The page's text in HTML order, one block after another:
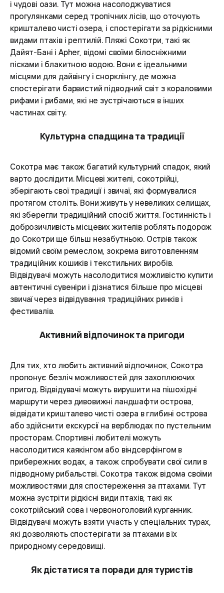
і чудові оази. Тут можна насолоджуватися
прогулянками серед тропічних лісів, що оточують
кришталево чисті озера, і спостерігати за рідкісними
видами птахів і рептилій. Пляжі Сокотри, такі як
Дайят-Бані і Арher, відомі своїми білосніжними
пісками і блакитною водою. Вони є ідеальними
місцями для дайвінгу і снорклінгу, де можна
спостерігати барвистий підводний світ з кораловими
рифами і рибами, які не зустрічаються в інших
частинах світу.
Культурна спадщина та традиції
Сокотра має також багатий культурний спадок, який
варто дослідити. Місцеві жителі, сокотрійці,
зберігають свої традиції і звичаї, які формувалися
протягом століть. Вони живуть у невеликих селищах,
які зберегли традиційний спосіб життя. Гостинність і
доброзичливість місцевих жителів роблять подорож
до Сокотри ще більш незабутньою. Острів також
відомий своїм ремеслом, зокрема виготовленням
традиційних кошиків і текстильних виробів.
Відвідувачі можуть насолодитися можливістю купити
автентичні сувеніри і дізнатися більше про місцеві
звичаї через відвідування традиційних ринків і
фестивалів.
Активний відпочинок та пригоди
Для тих, хто любить активний відпочинок, Сокотра
пропонує безліч можливостей для захоплюючих
пригод. Відвідувачі можуть вирушити на пішохідні
маршрути через дивовижні ландшафти острова,
відвідати кришталево чисті озера в глибині острова
або здійснити екскурсії на верблюдах по пустельним
просторам. Спортивні любителі можуть
насолодитися каякінгом або віндсерфінгом в
прибережних водах, а також спробувати свої сили в
підводному рибальстві. Сокотра також відома своїми
можливостями для спостереження за птахами. Тут
можна зустріти рідкісні види птахів, такі як
сокотрійський сова і червоноголовий курганник.
Відвідувачі можуть взяти участь у спеціальних турах,
які дозволяють спостерігати за птахами в їх
природному середовищі.
Як дістатися та поради для туристів